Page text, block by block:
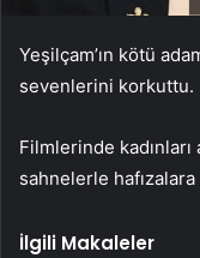
Yeşilçam’ın kötü
sevenlerini korkuttu.
Filmlerinde
sahnelerle hafızalara
İlgili Makaleler